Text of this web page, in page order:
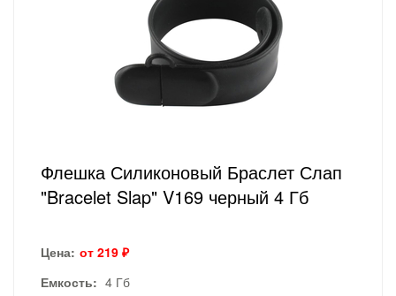
Флешка Силиконовый Браслет Слап
"Bracelet Slap" V169 черный 4 Гб
Цена: от 219 ₽
Емкость: 4 Гб